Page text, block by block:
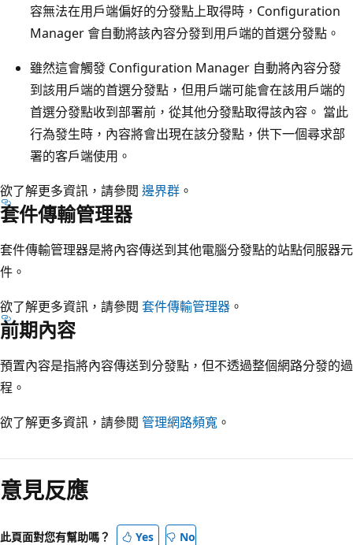
容無法在用戶端偏好的分發點上取得時，Configuration
Manager 會自動將該內容分發到用戶端的首選分發點。
雖然這會觸發 Configuration Manager 自動將內容分發
到該用戶端的首選分發點，但用戶端可能會在該用戶端的
首選分發點收到部署前，從其他分發點取得該內容。 當此
行為發生時，內容將會出現在該分發點，供下一個尋求部
署的客戶端使用。
欲了解更多資訊，請參閱 邊界群 。
套件傳輸管理器
套件傳輸管理器是將內容傳送到其他電腦分發點的站點伺服器元
件。
欲了解更多資訊，請參閱 套件傳輸管理器 。
前期內容
預置內容是指將內容傳送到分發點，但不透過整個網路分發的過
程。
欲了解更多資訊，請參閱 管理網路頻寬 。
意見反應
此頁面對您有幫助嗎？ Yes No